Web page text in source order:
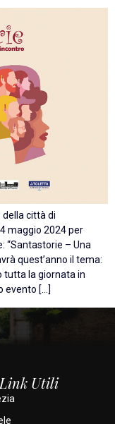
della città di
maggio 2024 per
“Santastorie – Una
quest’anno il tema:
tutta la giornata in
evento […]
Link Utili